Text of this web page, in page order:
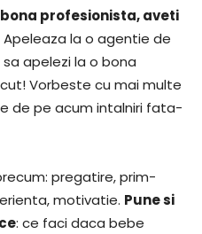
profesionista, aveti
Apeleaza la o agentie de
apelezi la o bona
Vorbeste cu mai multe
de pe acum intalniri fata-
pregatire, prim-
motivatie. Pune si
: ce faci daca bebe